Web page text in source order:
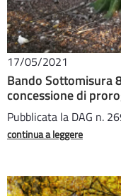
17/05/2021
Bando Sottomisura
concessione di
Pubblicata la DAG n.
continua a leggere